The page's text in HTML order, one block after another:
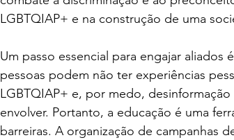
LGBTQIAP+ e na construção de uma
Um passo essencial para engajar
pessoas podem não ter experiências
LGBTQIAP+ e, por medo,
envolver. Portanto, a educação é uma
barreiras. A organização de campanhas